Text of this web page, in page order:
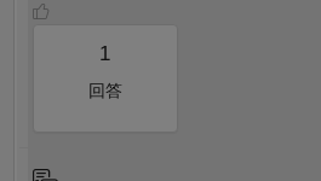
1
回答